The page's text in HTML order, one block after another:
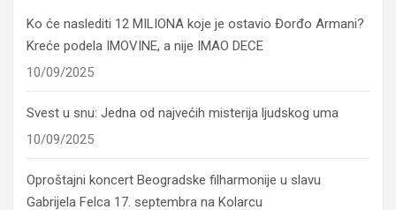
Ko će naslediti 12 MILIONA koje je ostavio Đorđo Armani?
Kreće podela IMOVINE, a nije IMAO DECE
10/09/2025
Svest u snu: Jedna od najvećih misterija ljudskog uma
10/09/2025
Oproštajni koncert Beogradske filharmonije u slavu
Gabrijela Felca 17. septembra na Kolarcu